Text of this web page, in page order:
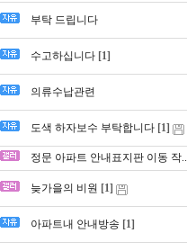
부탁 드립니다
수고하십니다 [1]
의류수납관련
도색 하자보수 부탁합니다 [1]
정문 아파트 안내표지판 이동 작..
늦가을의 비원 [1]
아파트내 안내방송 [1]